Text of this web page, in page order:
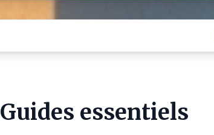
Guides essentiels